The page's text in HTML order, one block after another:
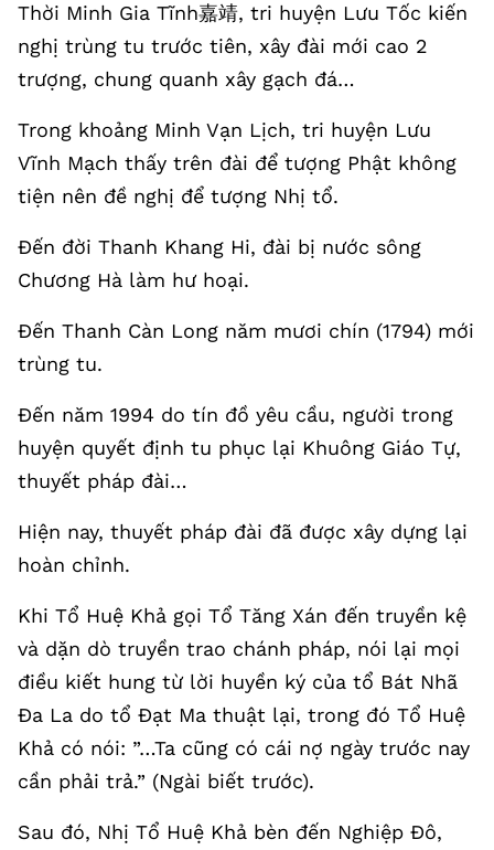
Thời Minh Gia Tĩnh嘉靖, tri huyện Lưu Tốc kiến
nghị trùng tu trước tiên, xây đài mới cao 2
trượng, chung quanh xây gạch đá…
Trong khoảng Minh Vạn Lịch, tri huyện Lưu
Vĩnh Mạch thấy trên đài để tượng Phật không
tiện nên đề nghị để tượng Nhị tổ.
Đến đời Thanh Khang Hi, đài bị nước sông
Chương Hà làm hư hoại.
Đến Thanh Càn Long năm mươi chín (1794) mới
trùng tu.
Đến năm 1994 do tín đồ yêu cầu, người trong
huyện quyết định tu phục lại Khuông Giáo Tự,
thuyết pháp đài…
Hiện nay, thuyết pháp đài đã được xây dựng lại
hoàn chỉnh.
Khi Tổ Huệ Khả gọi Tổ Tăng Xán đến truyền kệ
và dặn dò truyền trao chánh pháp, nói lại mọi
điều kiết hung từ lời huyền ký của tổ Bát Nhã
Đa La do tổ Đạt Ma thuật lại, trong đó Tổ Huệ
Khả có nói: ”…Ta cũng có cái nợ ngày trước nay
cần phải trả.” (Ngài biết trước).
Sau đó, Nhị Tổ Huệ Khả bèn đến Nghiệp Đô,